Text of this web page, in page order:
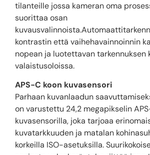
tilanteille jossa kameran oma
suorittaa osan
kontrastin että vaihehavainnoinnin
nopean ja luotettavan tarkennuksen
valaistusoloissa.
APS-C koon kuvasensori
Parhaan kuvanlaadun
on varustettu 24,2 megapikselin
kuvasensorilla, joka tarjoaa
kuvatarkkuuden ja matalan
korkeilla ISO-asetuksilla.